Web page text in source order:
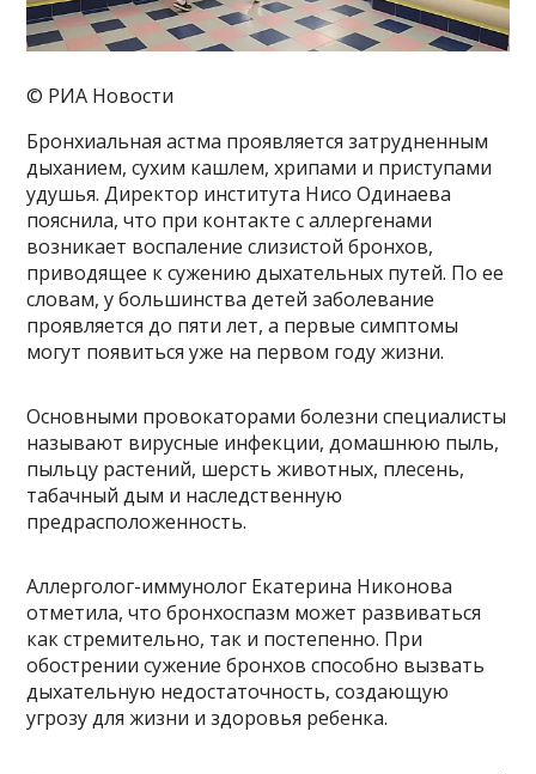
© РИА Новости
Бронхиальная астма проявляется затрудненным
дыханием, сухим кашлем, хрипами и приступами
удушья. Директор института Нисо Одинаева
пояснила, что при контакте с аллергенами
возникает воспаление слизистой бронхов,
приводящее к сужению дыхательных путей. По ее
словам, у большинства детей заболевание
проявляется до пяти лет, а первые симптомы
могут появиться уже на первом году жизни.
Основными провокаторами болезни специалисты
называют вирусные инфекции, домашнюю пыль,
пыльцу растений, шерсть животных, плесень,
табачный дым и наследственную
предрасположенность.
Аллерголог-иммунолог Екатерина Никонова
отметила, что бронхоспазм может развиваться
как стремительно, так и постепенно. При
обострении сужение бронхов способно вызвать
дыхательную недостаточность, создающую
угрозу для жизни и здоровья ребенка.